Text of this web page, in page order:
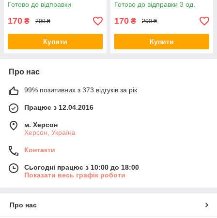
Готово до відправки
170 ₴ 200 ₴
Купити
Готово до відправки 3 од.
170 ₴ 200 ₴
Купити
Про нас
99% позитивних з 373 відгуків за рік
Працює з 12.04.2016
м. Херсон
Херсон, Україна
Контакти
Сьогодні працює з 10:00 до 18:00
Показати весь графік роботи
Про нас